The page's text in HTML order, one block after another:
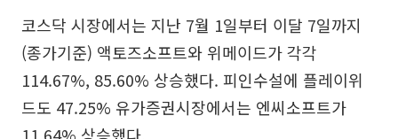
코스닥 시장에서는 지난 7월 1일부터 이달 7일까지
(종가기준) 액토즈소프트와 위메이드가 각각
114.67%, 85.60% 상승했다. 피인수설에 플레이위
드도 47.25% 유가증권시장에서는 엔씨소프트가
11.64% 상승했다.